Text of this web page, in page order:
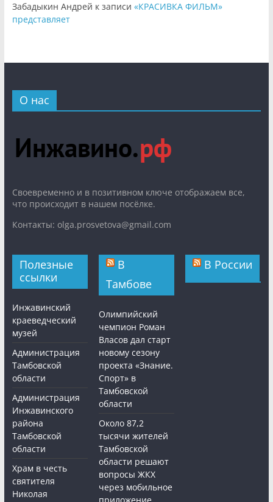
Забадыкин Андрей к записи «КРАСИВКА ФИЛЬМ»
представляет
О нас
Cвоевременно и в позитивном ключе отображаем все,
что происходит в нашем посёлке.
Контакты: olga.prosvetova@gmail.com
Полезные
ссылки
Инжавинский
краеведческий
музей
Администрация
Тамбовской
области
Администрация
Инжавинского
района
Тамбовской
области
Храм в честь
святителя
Николая
В
Тамбове
Олимпийский
чемпион Роман
Власов дал старт
новому сезону
проекта «Знание.
Спорт» в
Тамбовской
области
Около 87,2
тысячи жителей
Тамбовской
области решают
вопросы ЖКХ
через мобильное
В России